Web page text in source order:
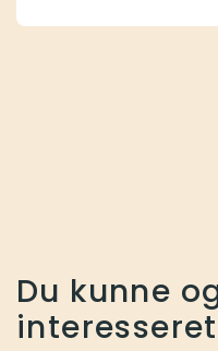
Du kunne